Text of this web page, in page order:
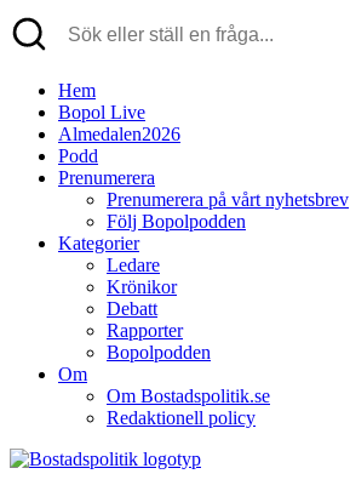
Hem
Bopol Live
Almedalen2026
Podd
Prenumerera
Prenumerera på vårt nyhetsbrev
Följ Bopolpodden
Kategorier
Ledare
Krönikor
Debatt
Rapporter
Bopolpodden
Om
Om Bostadspolitik.se
Redaktionell policy